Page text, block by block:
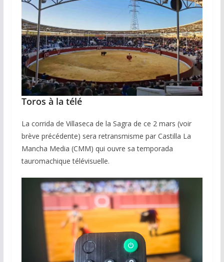
Toros à la télé
La corrida de Villaseca de la Sagra de ce 2 mars (voir
brève précédente) sera retransmisme par Castilla La
Mancha Media (CMM) qui ouvre sa temporada
tauromachique télévisuelle.